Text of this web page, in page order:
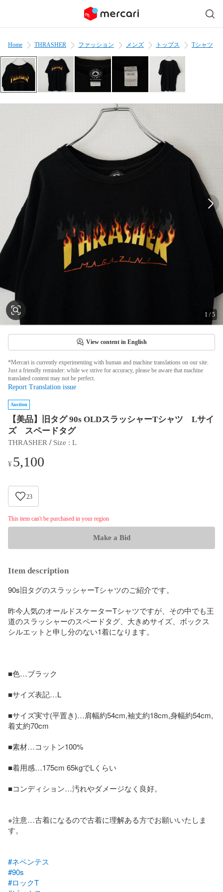
Home THRASHER ファッション メンズ トップス Tシャツ
1 /5
View content in English
*Mercari is currently experimenting with human and machine translations on our site.
Just a friendly reminder: while we strive for accuracy, please be aware that machine
translated content may not be perfect.
Report Translation issue
Auction
【美品】旧タグ 90s OLDスラッシャーTシャツ Lサイ
ズ スペードタグ
THRASHER / Size : L
¥5,100
23
This item can't be purchased in your region
Make a Bid
Item description
90s旧タグのスラッシャーTシャツのご紹介です。
昨今人気のオールドスケーターTシャツですが、その中でも王
道のスラッシャーのスペードタグ、大きめサイズ、ボックス
シルエットと申し分のない1着になります。
■色…ブラック
■サイズ表記…L
■サイズ実寸(平置き)…肩幅約54cm,袖丈約18cm,身幅約54cm,
着丈約70cm
■素材…コットン100%
■着用感…175cm 65kgでLくらい
■コンディション…汚れやダメージなく良好。
※注意…古着になるので古着に理解ある方でお願いいたしま
す。
#ネペンテス
#90s
#ロックT